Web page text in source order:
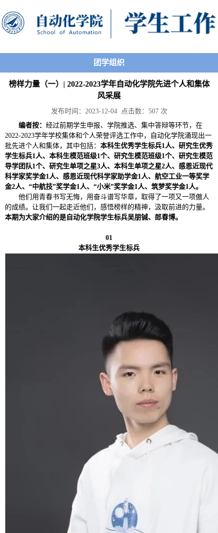
团学组织
榜样力量（一）| 2022-2023学年自动化学院先进个人和集体
风采展
发布时间：2023-12-04 点击数： 507 次
编者按： 经过前期学生申报、学院推选、集中答辩等环节，在
2022-2023学年学校集体和个人荣誉评选工作中，自动化学院涌现出一
批先进个人和集体，其中包括： 本科生优秀学生标兵1人、研究生优秀
学生标兵1人、本科生模范班级1个、研究生模范班级1个、研究生模范
导学团队1个、研究生单项之星3人、本科生单项之星2人、感恩近现代
科学家奖学金1人、感恩近现代科学家助学金1人、航空工业一等奖学
金2人、“中航技”奖学金1人、“小米”奖学金1人、筑梦奖学金1人。
他们用青春书写无悔，用奋斗谱写华章，取得了一项又一项傲人
的成绩。让我们一起走近他们，感悟榜样的精神，汲取前进的力量。
本期为大家介绍的是自动化学院学生标兵吴朋铖、郎春博。
01
本科生优秀学生标兵